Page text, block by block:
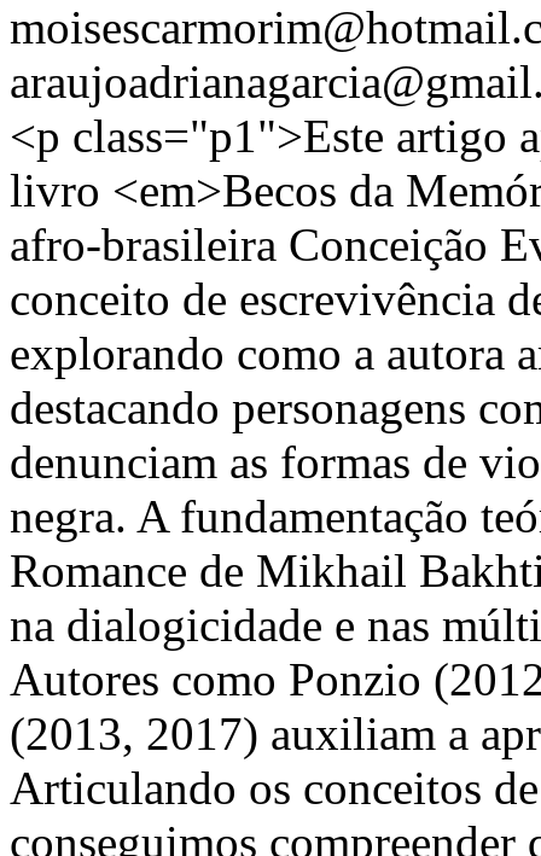
<p class="p1">Este artigo
livro <em>Becos da
afro-brasileira Conceição
conceito de escrevivência
explorando como a autora
destacando personagens
denunciam as formas de
negra. A fundamentação
Romance de Mikhail
na dialogicidade e nas
Autores como Ponzio
(2013, 2017) auxiliam a
Articulando os conceitos
conseguimos compreender